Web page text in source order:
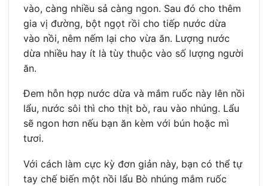
vào, càng nhiều sả càng ngon. Sau đó cho thêm
gia vị đường, bột ngọt rồi cho tiếp nước dừa
vào nồi, nêm nếm lại cho vừa ăn. Lượng nước
dừa nhiều hay ít là tùy thuộc vào số lượng người
ăn.
Đem hỗn hợp nước dừa và mắm ruốc này lên nồi
lẩu, nước sôi thì cho thịt bò, rau vào nhúng. Lẩu
sẽ ngon hơn nếu bạn ăn kèm với bún hoặc mì
tươi.
Với cách làm cực kỳ đơn giản này, bạn có thể tự
tay chế biến một nồi lẩu Bò nhúng mắm ruốc